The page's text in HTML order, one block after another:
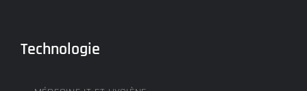
Technologie